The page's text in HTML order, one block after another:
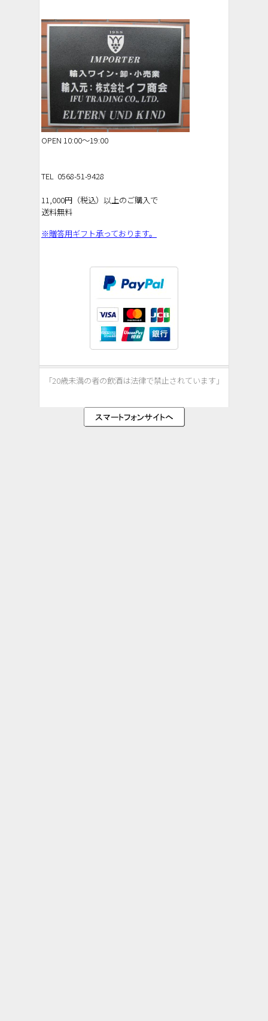
OPEN 10:00～19:00
TEL 0568-51-9428
11,000円（税込）以上のご購入で
送料無料
※贈答用ギフト承っております。
「20歳未満の者の飲酒は法律で禁止されています 」